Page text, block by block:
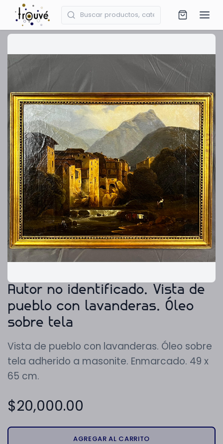
Autor no identificado. Vista de
pueblo con lavanderas. Óleo
sobre tela
Vista de pueblo con lavanderas. Óleo sobre
tela adherido a masonite. Enmarcado. 49 x
65 cm.
$20,000.00
AGREGAR AL CARRITO